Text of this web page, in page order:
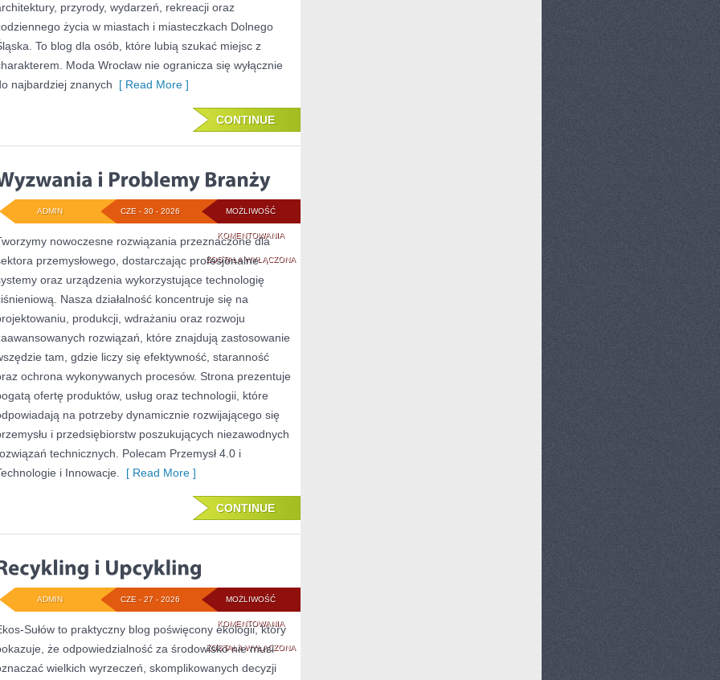
przyrody, wydarzeń, rekreacji oraz
życia w miastach i miasteczkach Dolnego
To blog dla osób, które lubią szukać miejsc z
Moda Wrocław nie ogranicza się wyłącznie
najbardziej znanych [ Read More ]
CONTINUE
MOŻLIWOŚĆ
KOMENTOWANIAWYZWANIA
I
PROBLEMY
BRANŻY
ZOSTAŁA WYŁĄCZONA
CZE - 30 - 2026
ADMIN
nowoczesne rozwiązania przeznaczone dla
przemysłowego, dostarczając profesjonalne
oraz urządzenia wykorzystujące technologię
Nasza działalność koncentruje się na
produkcji, wdrażaniu oraz rozwoju
rozwiązań, które znajdują zastosowanie
tam, gdzie liczy się efektywność, staranność
ochrona wykonywanych procesów. Strona prezentuje
ofertę produktów, usług oraz technologii, które
na potrzeby dynamicznie rozwijającego się
i przedsiębiorstw poszukujących niezawodnych
technicznych. Polecam Przemysł 4.0 i
i Innowacje.
[ Read More ]
CONTINUE
MOŻLIWOŚĆ
KOMENTOWANIARECYKLING
I
UPCYKLING
ZOSTAŁA WYŁĄCZONA
CZE - 27 - 2026
ADMIN
Sułów to praktyczny blog poświęcony ekologii, który
że odpowiedzialność za środowisko nie musi
wielkich wyrzeczeń, skomplikowanych decyzji